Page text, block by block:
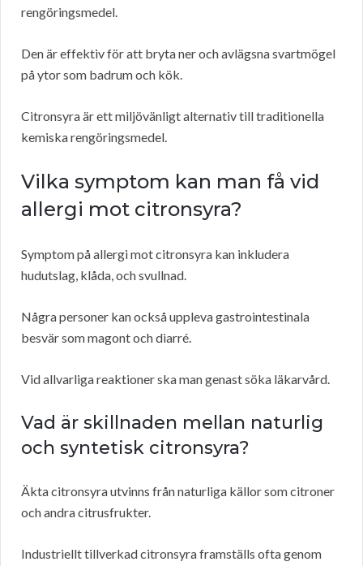
rengöringsmedel.
Den är effektiv för att bryta ner och avlägsna svartmögel
på ytor som badrum och kök.
Citronsyra är ett miljövänligt alternativ till traditionella
kemiska rengöringsmedel.
Vilka symptom kan man få vid
allergi mot citronsyra?
Symptom på allergi mot citronsyra kan inkludera
hudutslag, klåda, och svullnad.
Några personer kan också uppleva gastrointestinala
besvär som magont och diarré.
Vid allvarliga reaktioner ska man genast söka läkarvård.
Vad är skillnaden mellan naturlig
och syntetisk citronsyra?
Äkta citronsyra utvinns från naturliga källor som citroner
och andra citrusfrukter.
Industriellt tillverkad citronsyra framställs ofta genom